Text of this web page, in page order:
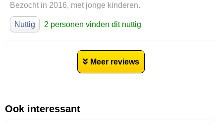
Bezocht in 2016, met jonge kinderen.
Nuttig 2 personen vinden dit nuttig
Meer reviews
Ook interessant